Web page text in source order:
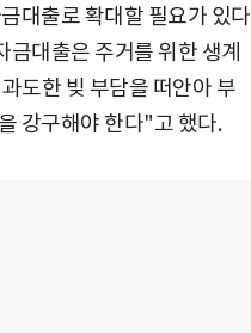
대출로 확대할 필요가 있다
대출은 주거를 위한 생계
도한 빚 부담을 떠안아 부
강구해야 한다"고 했다.